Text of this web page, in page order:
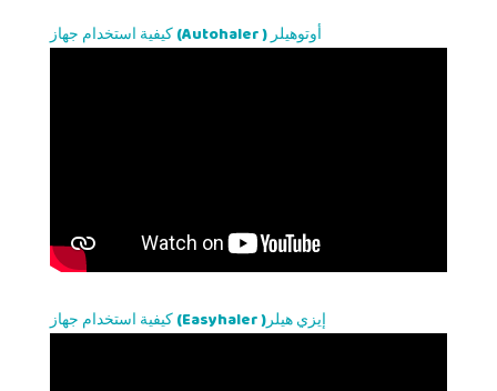
كيفية استخدام جهاز (Autohaler ) أوتوهيلر
كيفية استخدام جهاز (Easyhaler )إيزي هيلر